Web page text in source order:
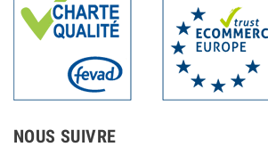
NOUS SUIVRE